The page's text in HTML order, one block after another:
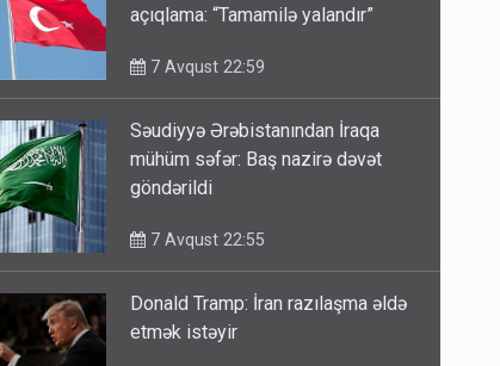
açıqlama: “Tamamilə yalandır”
7 Avqust 22:59
Səudiyyə Ərəbistanından İraqa
mühüm səfər: Baş nazirə dəvət
göndərildi
7 Avqust 22:55
Donald Tramp: İran razılaşma əldə
etmək istəyir